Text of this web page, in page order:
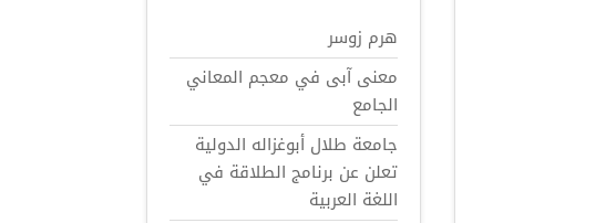
هرم زوسر
معنى آبى في معجم المعاني
الجامع
جامعة طلال أبوغزاله الدولية
تعلن عن برنامج الطلاقة في
اللغة العربية